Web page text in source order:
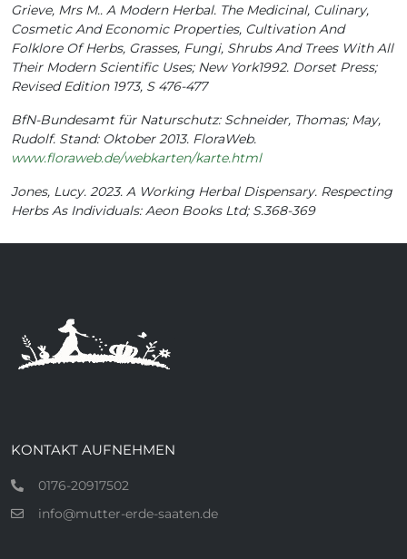
Grieve, Mrs M.. A Modern Herbal. The Medicinal, Culinary,
Cosmetic And Economic Properties, Cultivation And
Folklore Of Herbs, Grasses, Fungi, Shrubs And Trees With All
Their Modern Scientific Uses; New York1992. Dorset Press;
Revised Edition 1973, S 476-477
BfN-Bundesamt für Naturschutz: Schneider, Thomas; May,
Rudolf. Stand: Oktober 2013. FloraWeb.
www.floraweb.de/webkarten/karte.html
Jones, Lucy. 2023. A Working Herbal Dispensary. Respecting
Herbs As Individuals: Aeon Books Ltd; S.368-369
KONTAKT AUFNEHMEN
0176-20917502
info@mutter-erde-saaten.de